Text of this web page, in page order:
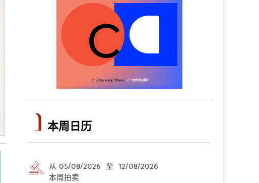
本周日历
从 05/08/2026 至 12/08/2026
本周拍卖